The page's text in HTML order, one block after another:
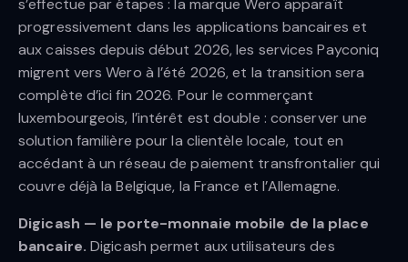
s’effectue par étapes : la marque Wero apparaît
progressivement dans les applications bancaires et
aux caisses depuis début 2026, les services Payconiq
migrent vers Wero à l’été 2026, et la transition sera
complète d’ici fin 2026. Pour le commerçant
luxembourgeois, l’intérêt est double : conserver une
solution familière pour la clientèle locale, tout en
accédant à un réseau de paiement transfrontalier qui
couvre déjà la Belgique, la France et l’Allemagne.
Digicash — le porte-monnaie mobile de la place
bancaire. Digicash permet aux utilisateurs des